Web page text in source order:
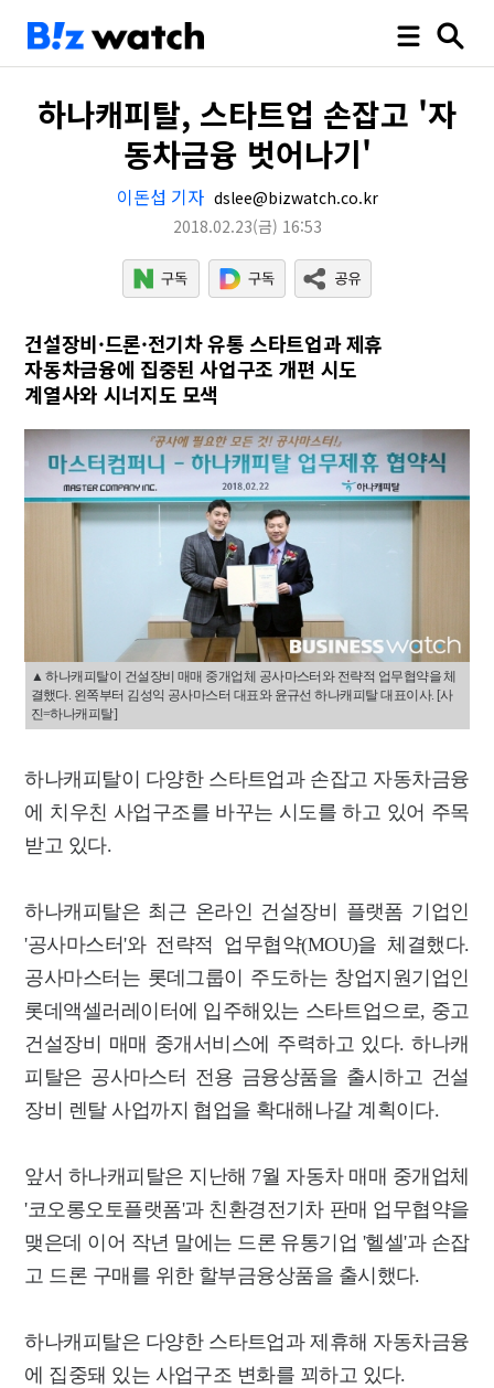
하나캐피탈, 스타트업 손잡고 '자
동차금융 벗어나기'
이돈섭 기자 dslee@bizwatch.co.kr
2018.02.23(금) 16:53
건설장비·드론·전기차 유통 스타트업과 제휴
자동차금융에 집중된 사업구조 개편 시도
계열사와 시너지도 모색
▲ 하나캐피탈이 건설장비 매매 중개업체 공사마스터와 전략적 업무협약을 체
결했다. 왼쪽부터 김성익 공사마스터 대표와 윤규선 하나캐피탈 대표이사. [사
진=하나캐피탈]
하나캐피탈이 다양한 스타트업과 손잡고 자동차금융
에 치우친 사업구조를 바꾸는 시도를 하고 있어 주목
받고 있다.
하나캐피탈은 최근 온라인 건설장비 플랫폼 기업인
'공사마스터'와 전략적 업무협약(MOU)을 체결했다.
공사마스터는 롯데그룹이 주도하는 창업지원기업인
롯데액셀러레이터에 입주해있는 스타트업으로, 중고
건설장비 매매 중개서비스에 주력하고 있다. 하나캐
피탈은 공사마스터 전용 금융상품을 출시하고 건설
장비 렌탈 사업까지 협업을 확대해나갈 계획이다.
앞서 하나캐피탈은 지난해 7월 자동차 매매 중개업체
'코오롱오토플랫폼'과 친환경전기차 판매 업무협약을
맺은데 이어 작년 말에는 드론 유통기업 '헬셀'과 손잡
고 드론 구매를 위한 할부금융상품을 출시했다.
하나캐피탈은 다양한 스타트업과 제휴해 자동차금융
에 집중돼 있는 사업구조 변화를 꾀하고 있다.